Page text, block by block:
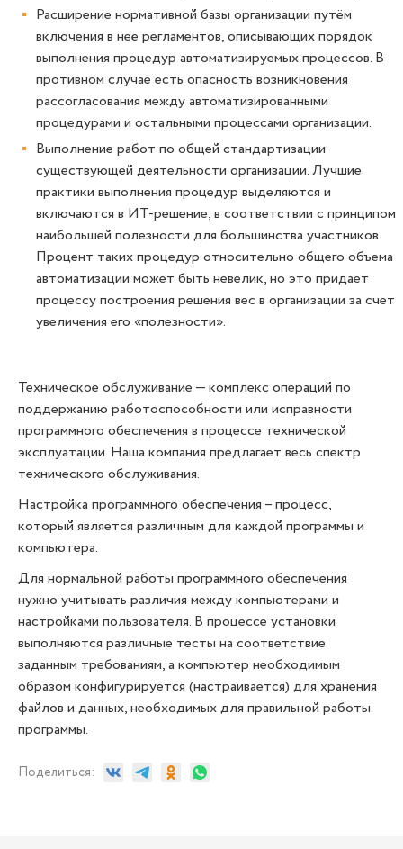
Расширение нормативной базы организации путём
включения в неё регламентов, описывающих порядок
выполнения процедур автоматизируемых процессов. В
противном случае есть опасность возникновения
рассогласования между автоматизированными
процедурами и остальными процессами организации.
Выполнение работ по общей стандартизации
существующей деятельности организации. Лучшие
практики выполнения процедур выделяются и
включаются в ИТ-решение, в соответствии с принципом
наибольшей полезности для большинства участников.
Процент таких процедур относительно общего объема
автоматизации может быть невелик, но это придает
процессу построения решения вес в организации за счет
увеличения его «полезности».
Техническое обслуживание — комплекс операций по
поддержанию работоспособности или исправности
программного обеспечения в процессе технической
эксплуатации. Наша компания предлагает весь спектр
технического обслуживания.
Настройка программного обеспечения – процесс,
который является различным для каждой программы и
компьютера.
Для нормальной работы программного обеспечения
нужно учитывать различия между компьютерами и
настройками пользователя. В процессе установки
выполняются различные тесты на соответствие
заданным требованиям, а компьютер необходимым
образом конфигурируется (настраивается) для хранения
файлов и данных, необходимых для правильной работы
программы.
Поделиться: